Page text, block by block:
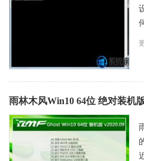
雨林木风Win10 64位 绝对装机